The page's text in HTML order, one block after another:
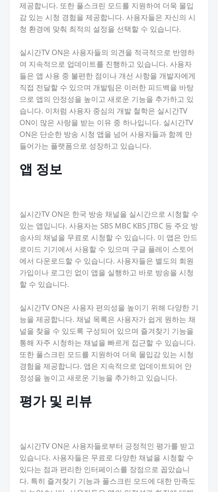
제공합니다. 또한 풀스크린 모드를 지원하여 더욱 몰입
감 있는 시청 경험을 제공합니다. 사용자들은 자신의 시
청 환경에 맞춰 최적의 설정을 선택할 수 있습니다.
실시간TV ON은 사용자들의 의견을 적극적으로 반영하
여 지속적으로 업데이트를 진행하고 있습니다. 사용자
들은 앱 사용 중 불편한 점이나 개선 사항을 개발자에게
직접 전달할 수 있으며 개발팀은 이러한 피드백을 바탕
으로 앱의 안정성을 높이고 새로운 기능을 추가하고 있
습니다. 이처럼 사용자 중심의 개발 철학은 실시간TV
ON이 많은 사랑을 받는 이유 중 하나입니다. 실시간TV
ON은 단순한 방송 시청 앱을 넘어 사용자들과 함께 만
들어가는 플랫폼으로 성장하고 있습니다.
앱 정보
실시간TV ON은 한국 방송 채널을 실시간으로 시청할 수
있는 앱입니다. 사용자는 SBS MBC KBS JTBC 등 주요 방
송사의 채널을 무료로 시청할 수 있습니다. 이 앱은 안드
로이드 기기에서 사용할 수 있으며 구글 플레이 스토어
에서 다운로드할 수 있습니다. 사용자들은 별도의 회원
가입이나 로그인 없이 앱을 실행하고 바로 방송을 시청
할 수 있습니다.
실시간TV ON은 사용자 편의성을 높이기 위해 다양한 기
능을 제공합니다. 채널 목록은 사용자가 쉽게 원하는 채
널을 찾을 수 있도록 구성되어 있으며 즐겨찾기 기능을
통해 자주 시청하는 채널을 빠르게 접근할 수 있습니다.
또한 풀스크린 모드를 지원하여 더욱 몰입감 있는 시청
경험을 제공합니다. 앱은 지속적으로 업데이트되어 안
정성을 높이고 새로운 기능을 추가하고 있습니다.
평가 및 리뷰
실시간TV ON은 사용자들로부터 긍정적인 평가를 받고
있습니다. 사용자들은 무료로 다양한 채널을 시청할 수
있다는 점과 편리한 인터페이스를 장점으로 꼽았습니
다. 특히 즐겨찾기 기능과 풀스크린 모드에 대한 만족도